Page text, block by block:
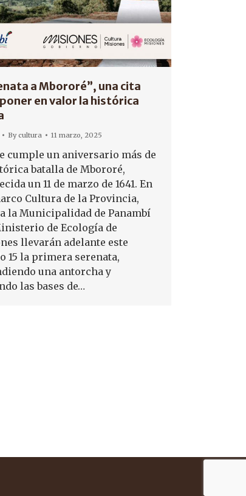
a Mbororé”, una cita
en valor la histórica
Bycultura 11 marzo, 2025
cumple un aniversario más de
batalla de Mbororé,
un 11 de marzo de 1641. En
Cultura de la Provincia,
la Municipalidad de Panambí
de Ecología de
llevarán adelante este
15 la primera serenata,
una antorcha y
las bases de…